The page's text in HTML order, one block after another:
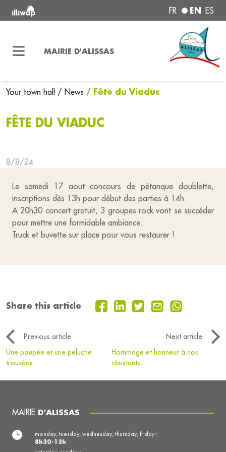
FR EN ES
MAIRIE D'ALISSAS
Your town hall / News / Fête du Viaduc
FÊTE DU VIADUC
8/8/24
Le samedi 17 aout concours de pétanque doublette,
inscriptions dès 13h pour début des parties à 14h.
A 20h30 concert gratuit, 3 groupes rock vont se succéder
pour mettre une formidable ambiance..
Truck et buvette sur place pour vous restaurer !
Share this article
Previous article
Next article
Une poupée et une peluche
trouvées
Hommage et honneur à nos
résistants
MAIRIE D'ALISSAS
monday, tuesday, wednesday, thursday, friday :
8h30-13h